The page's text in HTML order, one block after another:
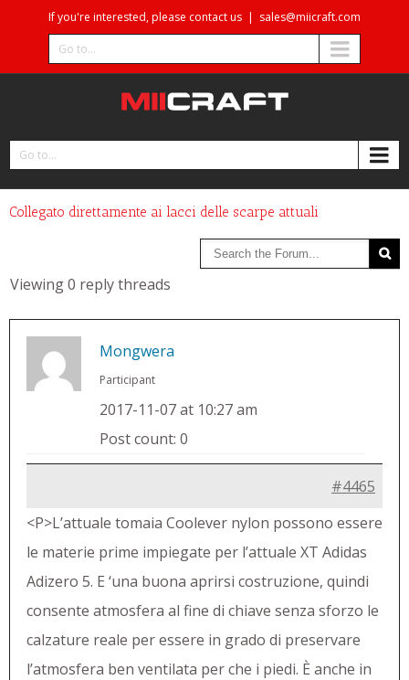
If you're interested, please contact us | sales@miicraft.com
Go to...
Go to...
Collegato direttamente ai lacci delle scarpe attuali
Viewing 0 reply threads
Mongwera
Participant
2017-11-07 at 10:27 am
Post count: 0
#4465
<P>L’attuale tomaia Coolever nylon possono essere
le materie prime impiegate per l’attuale XT Adidas
Adizero 5. E ‘una buona aprirsi costruzione, quindi
consente atmosfera al fine di chiave senza sforzo le
calzature reale per essere in grado di preservare
l’atmosfera ben ventilata per che i piedi. È anche in